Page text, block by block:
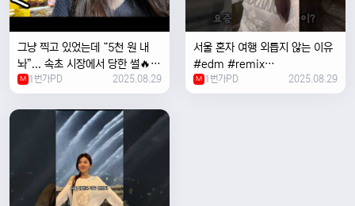
그냥 찍고 있었는데 “5천 원 내
놔”... 속초 시장에서 당한 썰🔥
M 1번가PD 2025.08.29
서울 혼자 여행 외릅지 않는 이유
#edm #remix
#electronicmusic #singer
#newmusic #music #여행
M 1번가PD 2025.08.29